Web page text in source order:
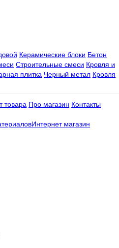
Керамические блоки Бетон
Строительные смеси Кровля и
плитка Черный метал Кровля
товара Про магазин Контакты
Интернет магазин